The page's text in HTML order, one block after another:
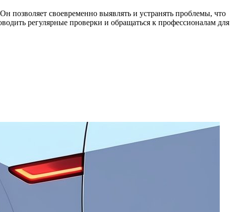
позволяет своевременно выявлять и устранять проблемы, что
регулярные проверки и обращаться к профессионалам для